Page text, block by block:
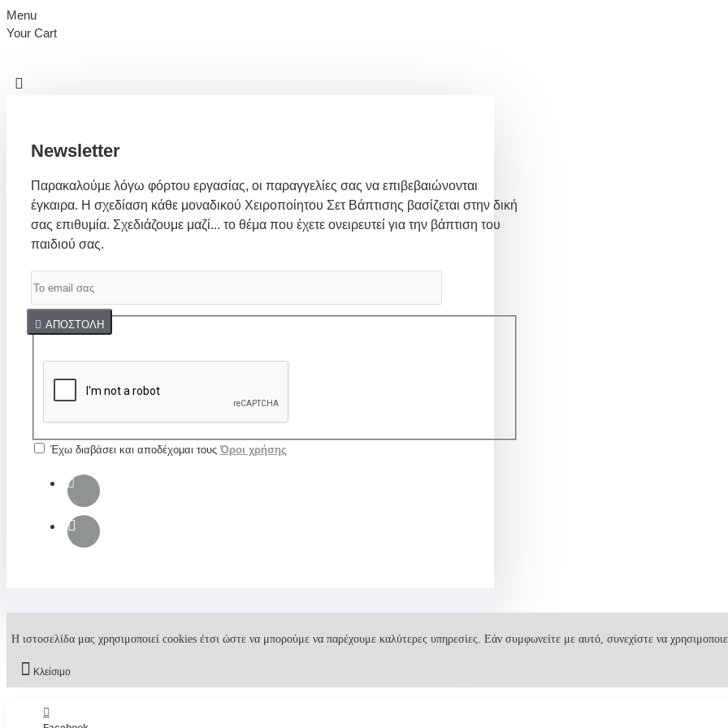
Menu
Your Cart
Newsletter
Παρακαλούμε λόγω φόρτου εργασίας, οι παραγγελίες σας να επιβεβαιώνονται
έγκαιρα. Η σχεδίαση κάθε μοναδικού Χειροποίητου Σετ Βάπτισης βασίζεται στην δική
σας επιθυμία. Σχεδιάζουμε μαζί... το θέμα που έχετε ονειρευτεί για την βάπτιση του
παιδιού σας.
ΑΠΟΣΤΟΛΉ
Captcha
Έχω διαβάσει και αποδέχομαι τους Όροι χρήσης
Η ιστοσελίδα μας χρησιμοποιεί cookies έτσι ώστε να μπορούμε να παρέχουμε καλύτερες υπηρεσίες. Εάν συμφωνείτε με αυτό, συνεχίστε να
Κλείσιμο